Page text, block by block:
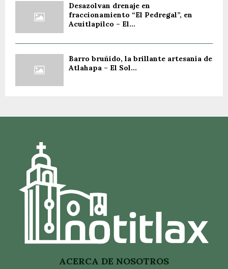
Desazolvan drenaje en
fraccionamiento “El Pedregal”, en
Acuitlapilco – El...
Barro bruñido, la brillante artesanía de
Atlahapa – El Sol...
ACERCA DE NOSOTROS